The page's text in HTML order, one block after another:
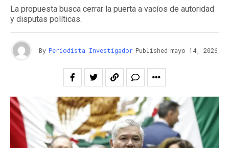
La propuesta busca cerrar la puerta a vacíos de autoridad
y disputas políticas.
By Periodista Investigador Published mayo 14, 2026